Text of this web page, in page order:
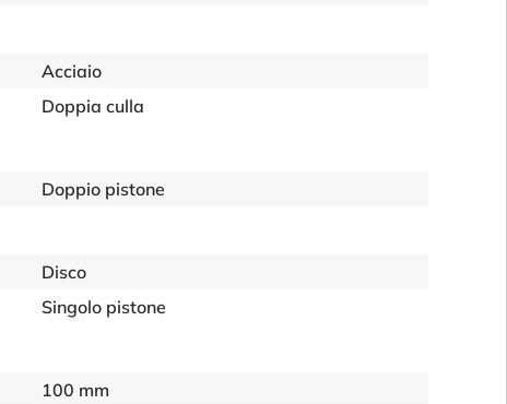
Acciaio
Doppia culla
Doppio pistone
Disco
Singolo pistone
100 mm